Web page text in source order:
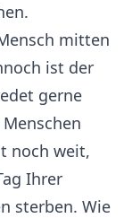
mitten
ist der
gerne
noch weit,
Ihrer
sterben. Wie